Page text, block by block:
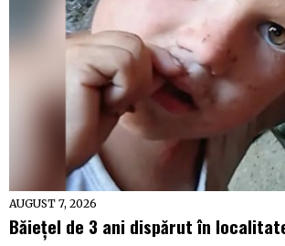
AUGUST 7, 2026
Băiețel de 3 ani dispărut în